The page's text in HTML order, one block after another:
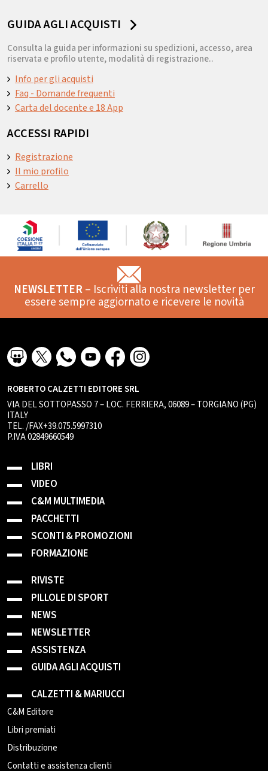
GUIDA AGLI ACQUISTI
Consulta la guida per informazioni su spedizioni, accesso, area
riservata e profilo utente, modalità di registrazione..
Info per gli acquisti
Faq - Domande frequenti
Carta del docente e 18 App
ACCESSI RAPIDI
Registrazione
Il mio profilo
Carrello
NEWSLETTER– Iscriviti alla nostra newsletter per
essere sempre aggiornato e ricevere le novità
ROBERTO CALZETTI EDITORE SRL
VIA DEL SOTTOPASSO 7 – LOC. FERRIERA, 06089 – TORGIANO (PG)
ITALY
TEL. /FAX+39.075.5997310
P.IVA 02849660549
LIBRI
VIDEO
C&M MULTIMEDIA
PACCHETTI
SCONTI & PROMOZIONI
FORMAZIONE
RIVISTE
PILLOLE DI SPORT
NEWS
NEWSLETTER
ASSISTENZA
GUIDA AGLI ACQUISTI
CALZETTI & MARIUCCI
C&M Editore
Libri premiati
Distribuzione
Contatti e assistenza clienti